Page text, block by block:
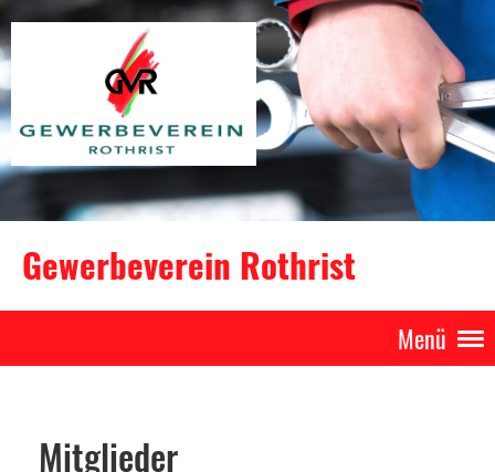
Gewerbeverein Rothrist
Menü
Mitglieder